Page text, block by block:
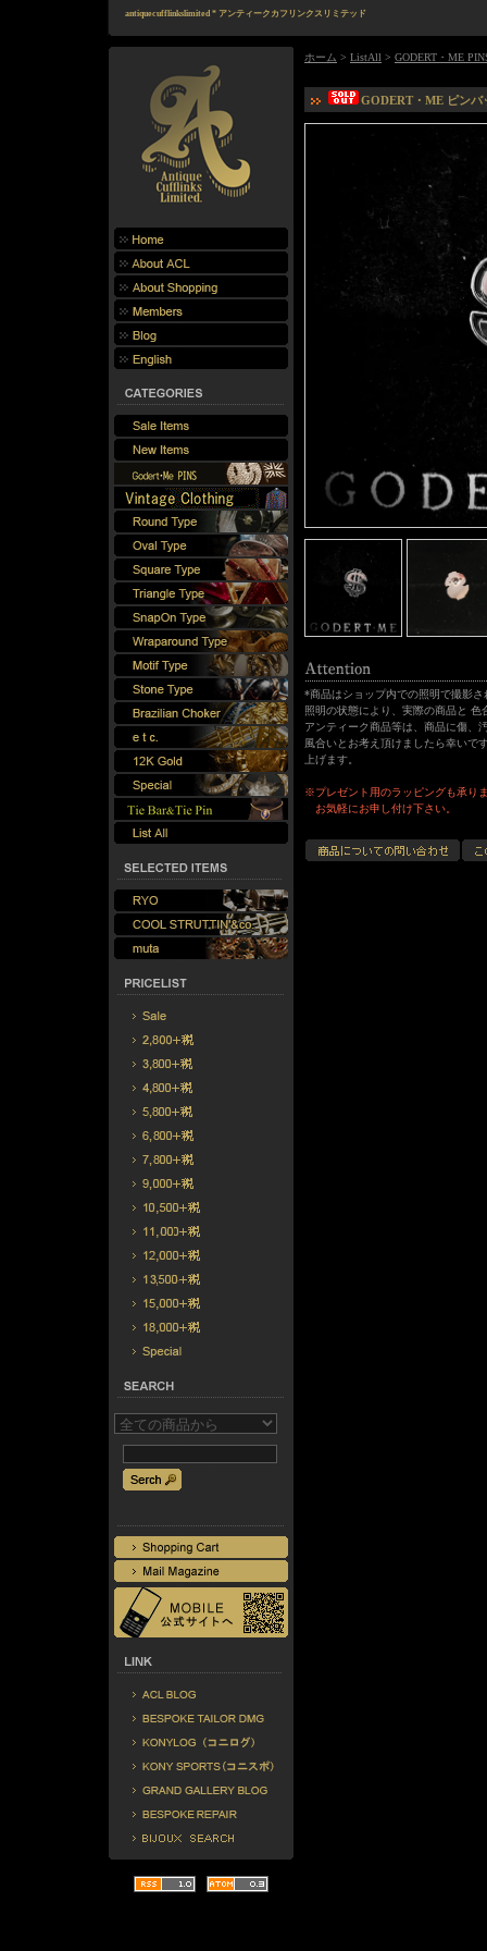
antiquecufflinkslimited * アンティークカフリンクスリミテッド
ホーム > ListAll > GODERT・ME
GODERT・ME ピン
*商品はショップ内での照明で撮影
照明の状態により、実際の商品と
アンティーク商品等は、商品に傷、
風合いとお考え頂けましたら幸いで
上げます。
※プレゼント用のラッピングも承り
お気軽にお申し付け下さい。